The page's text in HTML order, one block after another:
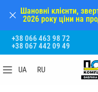
+38 066 463 98 72
+38 067 442 09 49
UA RU
Шановні клієнти,
2026 року ціни на